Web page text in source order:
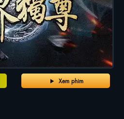
Xem phim